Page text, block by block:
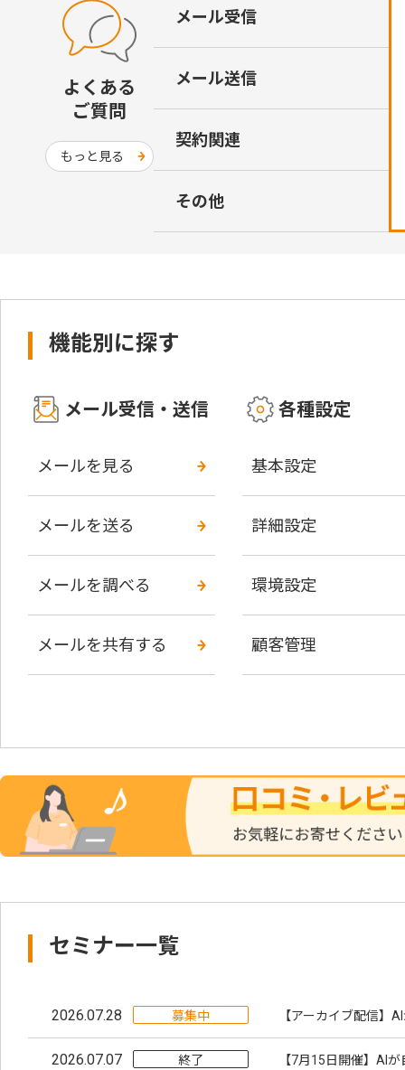
よくある
ご質問
もっと見る
メール受信
メール送信
契約関連
その他
機能別に探す
メール受信・送信
メールを見る
メールを送る
メールを調べる
メールを共有する
各種設定
基本設定
詳細設定
環境設定
顧客管理
セミナー一覧
2026.07.28 募集中 【アーカイブ配信】
2026.07.07 終了 【7月15日開催】AI